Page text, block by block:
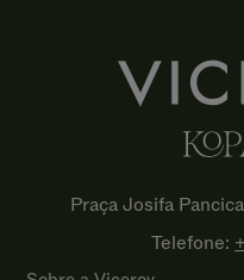
Praça Josifa
Telefone: